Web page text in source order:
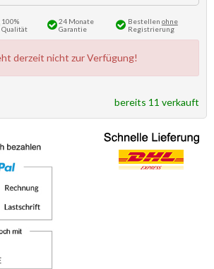
100%
Qualität
24 Monate
Garantie
Bestellen ohne
Registrierung
derzeit nicht zur Verfügung!
bereits 11 verkauft